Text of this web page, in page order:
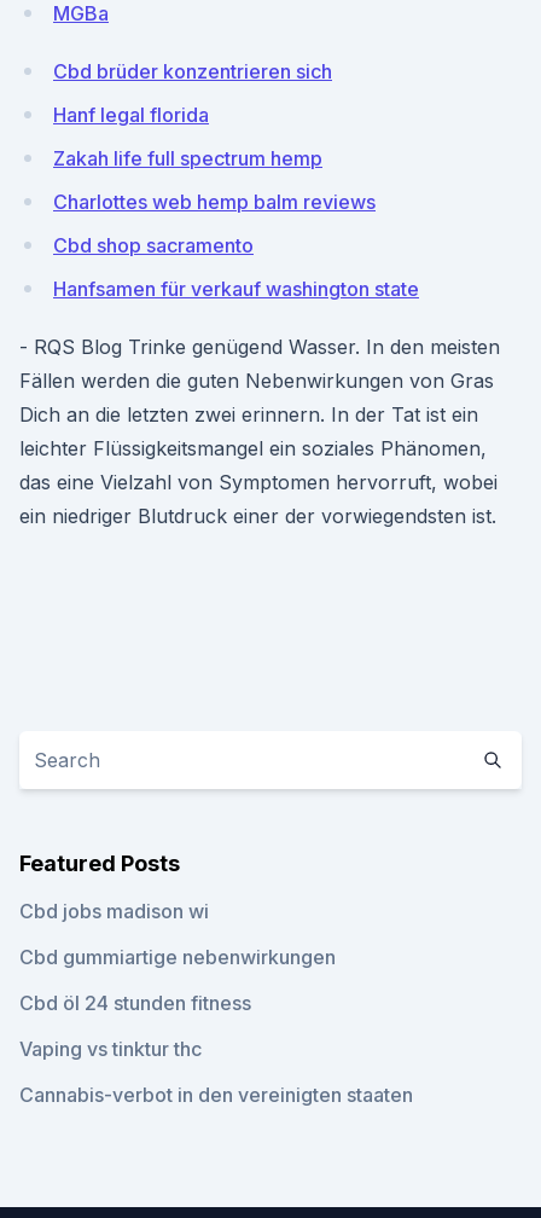
MGBa
Cbd brüder konzentrieren sich
Hanf legal florida
Zakah life full spectrum hemp
Charlottes web hemp balm reviews
Cbd shop sacramento
Hanfsamen für verkauf washington state
- RQS Blog Trinke genügend Wasser. In den meisten
Fällen werden die guten Nebenwirkungen von Gras
Dich an die letzten zwei erinnern. In der Tat ist ein
leichter Flüssigkeitsmangel ein soziales Phänomen,
das eine Vielzahl von Symptomen hervorruft, wobei
ein niedriger Blutdruck einer der vorwiegendsten ist.
Featured Posts
Cbd jobs madison wi
Cbd gummiartige nebenwirkungen
Cbd öl 24 stunden fitness
Vaping vs tinktur thc
Cannabis-verbot in den vereinigten staaten